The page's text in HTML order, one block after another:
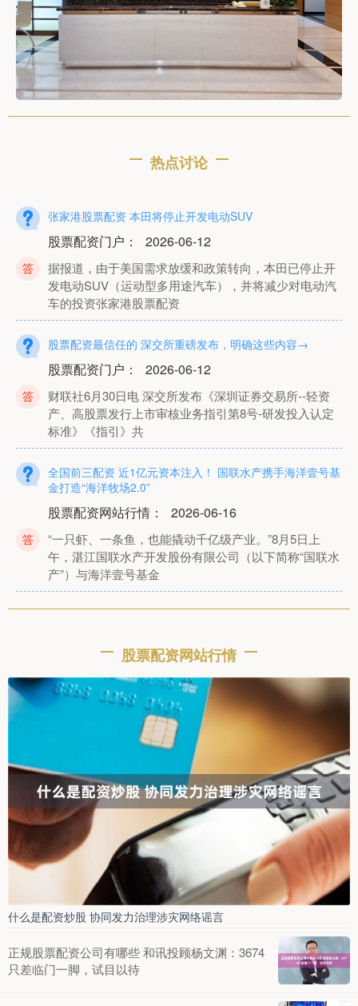
热点讨论
张家港股票配资 本田将停止开发电动SUV
股票配资门户 ： 2026-06-12
据报道，由于美国需求放缓和政策转向，本田已停止开
发电动SUV（运动型多用途汽车），并将减少对电动汽
车的投资张家港股票配资
股票配资最信任的 深交所重磅发布，明确这些内容→
股票配资门户 ： 2026-06-12
财联社6月30日电 深交所发布《深圳证券交易所--轻资
产、高股票发行上市审核业务指引第8号-研发投入认定
标准》《指引》共
全国前三配资 近1亿元资本注入！ 国联水产携手海洋壹号基
金打造“海洋牧场2.0”
股票配资网站行情 ： 2026-06-16
“一只虾、一条鱼，也能撬动千亿级产业。”8月5日上
午，湛江国联水产开发股份有限公司（以下简称“国联水
产”）与海洋壹号基金
银川股票配资 《开明国语课本》：民国时期的“爆款”儿童刊
股票配资门户推荐： 2026-07-08
银川股票配资 1930年年底，叶圣陶应开明书店创始人章
锡琛之邀，辞去商务印书馆的编辑职务，前往开明书店
做编辑。当时，开明
专业期货配资公司 一个月刷爆北方六省份，总结一下
股票配资门户推荐： 2026-07-15
专业期货配资公司 地球知识局 文字 | 朝乾 制图 | 养乐多
凯尔希 校对 | 朝乾 编辑 | 桐 辽代，一个由契丹人
股票配资网站行情
什么是配资炒股 协同发力治理涉灾网络谣言
正规股票配资公司有哪些 和讯投顾杨文渊：3674
只差临门一脚，试目以待